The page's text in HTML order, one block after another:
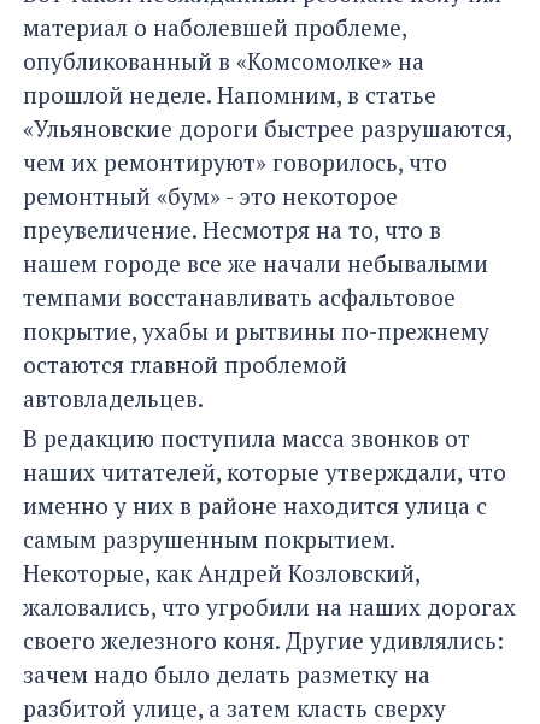
материал о наболевшей проблеме,
опубликованный в «Комсомолке» на
прошлой неделе. Напомним, в статье
«Ульяновские дороги быстрее разрушаются,
чем их ремонтируют» говорилось, что
ремонтный «бум» - это некоторое
преувеличение. Несмотря на то, что в
нашем городе все же начали небывалыми
темпами восстанавливать асфальтовое
покрытие, ухабы и рытвины по-прежнему
остаются главной проблемой
автовладельцев.
В редакцию поступила масса звонков от
наших читателей, которые утверждали, что
именно у них в районе находится улица с
самым разрушенным покрытием.
Некоторые, как Андрей Козловский,
жаловались, что угробили на наших дорогах
своего железного коня. Другие удивлялись:
зачем надо было делать разметку на
разбитой улице, а затем класть сверху